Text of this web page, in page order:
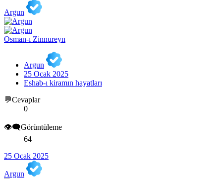
Argun
Osman-ı Zinnureyn
Argun
25 Ocak 2025
Eshab-ı kiramın hayatları
💬Cevaplar
0
👁️‍🗨️Görüntüleme
64
25 Ocak 2025
Argun